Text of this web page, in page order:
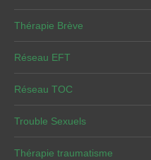
Thérapie Brève
Réseau EFT
Réseau TOC
Trouble Sexuels
Thérapie traumatisme